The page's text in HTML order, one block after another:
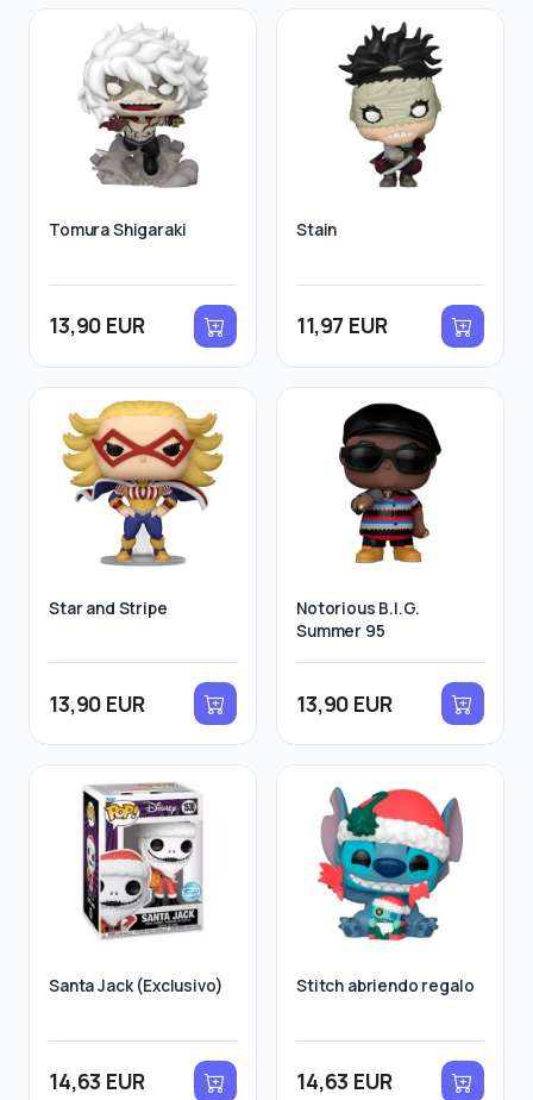
Tomura Shigaraki
13,90 EUR
Stain
11,97 EUR
Star and Stripe
13,90 EUR
Notorious B.I.G.
Summer 95
13,90 EUR
Santa Jack (Exclusivo)
14,63 EUR
Stitch abriendo regalo
14,63 EUR